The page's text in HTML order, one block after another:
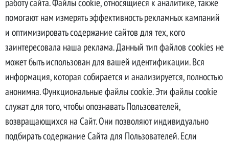
помогают нам измерять эффективность рекламных кампаний
и оптимизировать содержание сайтов для тех, кого
заинтересовала наша реклама. Данный тип файлов cookies не
может быть использован для вашей идентификации. Вся
информация, которая собирается и анализируется, полностью
анонимна. Функциональные файлы cookie. Эти файлы cookie
служат для того, чтобы опознавать Пользователей,
возвращающихся на Сайт. Они позволяют индивидуально
подбирать содержание Сайта для Пользователей. Если